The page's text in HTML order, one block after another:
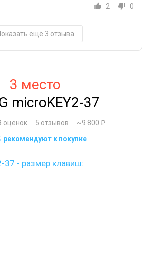
2
0
ещё 3 отзыва
3 место
microKEY2-37
оценок 5 отзывов ~9 800 ₽
рекомендуют к покупке